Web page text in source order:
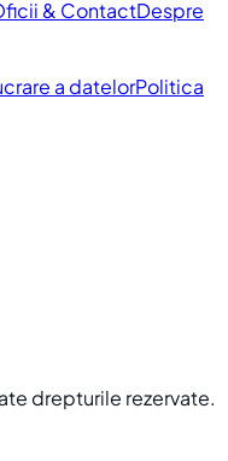
& ContactDespre
a datelorPolitica
drepturile rezervate.